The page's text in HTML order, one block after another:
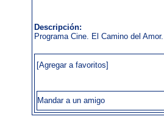
Descripción:
Programa Cine. El Camino del
[Agregar a favoritos]
Mandar a un amigo